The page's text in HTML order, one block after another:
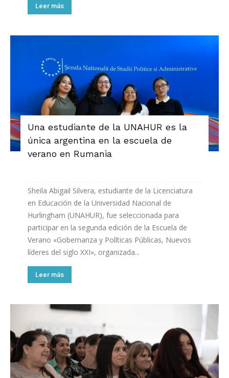
Leer más
Una estudiante de la UNAHUR es la
única argentina en la escuela de
verano en Rumania
Sheila Abigail Silvera, estudiante de la Licenciatura
en Educación de la Universidad Nacional de
Hurlingham (UNAHUR), fue seleccionada para
participar en la segunda edición de la Escuela de
Verano «Gobernanza y Políticas Públicas, Nuevos
líderes del siglo XXI», organizada...
Leer más